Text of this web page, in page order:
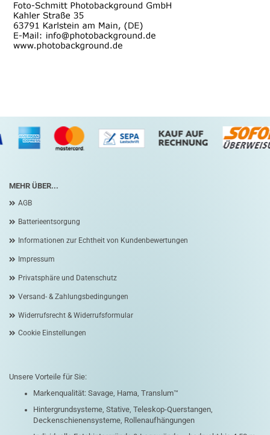
MEHR ÜBER...
AGB
Batterieentsorgung
Informationen zur Echtheit von Kundenbewertungen
Impressum
Privatsphäre und Datenschutz
Versand- & Zahlungsbedingungen
Widerrufsrecht & Widerrufsformular
Cookie Einstellungen
Unsere Vorteile für Sie:
Markenqualität: Savage, Hama, Translum™
Hintergrundsysteme, Stative, Teleskop-Querstangen,
Deckenschienensysteme, Rollenaufhängungen